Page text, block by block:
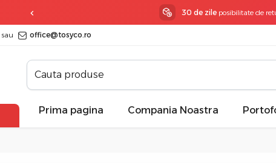
30 de zile posibilitate de
sau office@tosyco.ro
Prima pagina Compania Noastra